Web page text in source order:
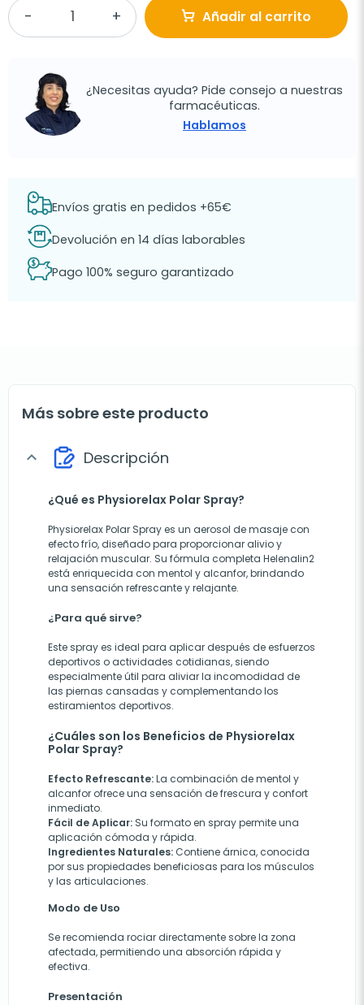
Añadir al carrito
¿Necesitas ayuda? Pide consejo a nuestras
farmacéuticas.
Hablamos
Envíos gratis en pedidos +65€
Devolución en 14 días laborables
Pago 100% seguro garantizado
Más sobre este producto
expand_more Descripción
¿Qué es Physiorelax Polar Spray?
Physiorelax Polar Sprayes un aerosol de masaje con
efecto frío, diseñado para proporcionar alivio y
relajación muscular. Su fórmula completa Helenalin2
está enriquecida con mentol y alcanfor, brindando
una sensación refrescante y relajante.
¿Para qué sirve?
Este spray es ideal para aplicar después de esfuerzos
deportivos o actividades cotidianas, siendo
especialmente útil para aliviar la incomodidad de
las piernas cansadas y complementando los
estiramientos deportivos.
¿Cuáles son los Beneficios de Physiorelax
Polar Spray?
Efecto Refrescante:La combinación de mentol y
alcanfor ofrece una sensación de frescura y confort
inmediato.
Fácil de Aplicar: Su formato en spray permite una
aplicación cómoda y rápida.
Ingredientes Naturales: Contiene árnica, conocida
por sus propiedades beneficiosas para los músculos
y las articulaciones.
Modo de Uso
Se recomienda rociar directamente sobre la zona
afectada, permitiendo una absorción rápida y
efectiva.
Presentación